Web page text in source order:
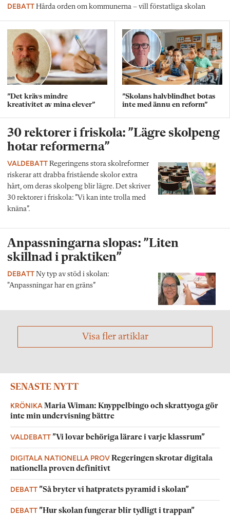
DEBATT Hårda orden om kommunerna – vill förstatliga skolan
”Det krävs mindre
kreativitet av mina elever”
”Skolans halvblindhet botas
inte med ännu en reform”
30 rektorer i friskola: ”Lägre skolpeng
hotar reformerna”
VALDEBATT Regeringens stora skolreformer
riskerar att drabba fristående skolor extra
hårt, om deras skolpeng blir lägre. Det skriver
30 rektorer i friskola: ”Vi kan inte trolla med
knäna”.
Anpassningarna slopas: ”Liten
skillnad i praktiken”
DEBATT Ny typ av stöd i skolan:
"Anpassningar har en gräns”
Visa fler artiklar
SENASTE NYTT
KRÖNIKA Maria Wiman: Knyppelbingo och skrattyoga gör
inte min undervisning bättre
VALDEBATT”Vi lovar behöriga lärare i varje klassrum”
DIGITALA NATIONELLA PROVRegeringen skrotar digitala
nationella proven definitivt
DEBATT”Så bryter vi hatpratets pyramid i skolan”
DEBATT”Hur skolan fungerar blir tydligt i trappan”